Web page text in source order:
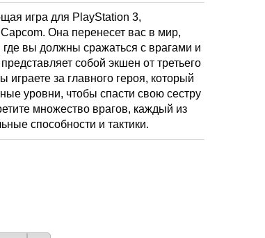
игра для PlayStation 3,
Она перенесет вас в мир,
вы должны сражаться с врагами и
собой экшен от третьего
за главного героя, который
уровни, чтобы спасти свою сестру
множество врагов, каждый из
способности и тактики.